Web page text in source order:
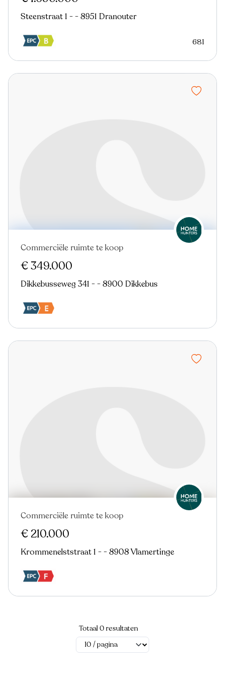
Steenstraat 1 - - 8951 Dranouter
681
Commerciële ruimte te koop
€ 349.000
Dikkebusseweg 341 - - 8900 Dikkebus
Commerciële ruimte te koop
€ 210.000
Krommenelststraat 1 - - 8908 Vlamertinge
Totaal 0 resultaten